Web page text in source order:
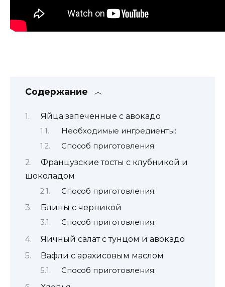
Содержание
Яйца запеченные с авокадо
Необходимые ингредиенты:
Способ приготовления:
Французские тосты с клубникой и
шоколадом
Способ приготовления:
Блины с черникой
Способ приготовления:
Яичный салат с тунцом и авокадо
Вафли с арахисовым маслом
Способ приготовления: